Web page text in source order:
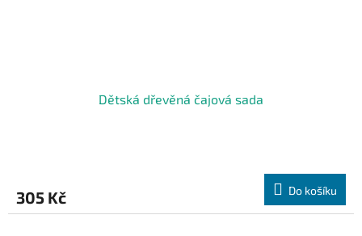
Dětská dřevěná čajová sada
305 Kč Do košíku